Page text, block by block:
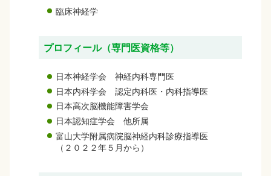
臨床神経学
プロフィール（専門医資格等）
日本神経学会 神経内科専門医
日本内科学会 認定内科医・内科指導医
日本高次脳機能障害学会
日本認知症学会 他所属
富山大学附属病院脳神経内科診療指導医
（２０２２年５月から）